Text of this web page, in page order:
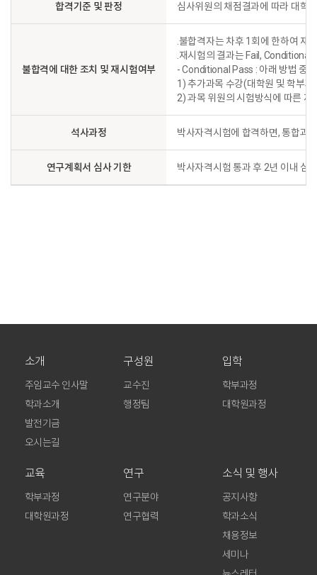
합격기준 및 판정 심사위원의 채점결과에 따라 대학
불합격에 대한 조치 및 재시험여부
.불합격자는 차후 1회에 한하여 재
.재시험의 결과는 Fail, Conditional
- Conditional Pass : 아래 방법 중
1) 추가과목 수강(대학원 및 학부
2) 과목 위원의 시험방식에 따른 재
석사과정 박사자격시험에 합격하면, 통합과
연구계획서 심사 기한 박사자격시험 통과 후 2년 이내 심
소개
주임교수 인사말
학과소개
발전기금
오시는길
구성원
교수진
행정팀
입학
학부과정
대학원과정
교육
학부과정
대학원과정
연구
연구분야
연구협력
소식 및 행사
공지사항
학과소식
채용정보
세미나